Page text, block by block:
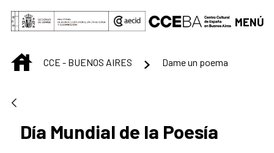
Saltar al contenido principal
MENÚ
INICIOCCE - BUENOS AIRES Dame un poema
Día Mundial de la Poesía